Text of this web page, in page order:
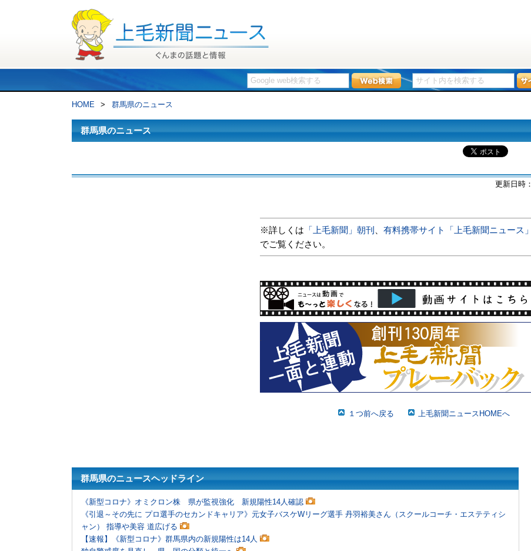
HOME > 群馬県のニュース
群馬県のニュース
更新日時：
※詳しくは 「上毛新聞」朝刊
有料携帯サイト「上毛新聞ニュース」
でご覧ください。
１つ前へ戻る 上毛新聞ニュースHOMEへ
群馬県のニュースヘッドライン
《新型コロナ》オミクロン株 県が監視強化 新規陽性14人確認
《引退～その先に プロ選手のセカンドキャリア》元女子バスケWリーグ選手 丹羽裕美さん（スクールコーチ・エステティシ
ャン） 指導や美容 道広げる
【速報】《新型コロナ》群馬県内の新規陽性は14人